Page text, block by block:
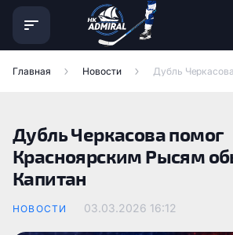
Главная Новости
Дубль Черкасова помог
Красноярским Рысям
Капитан
НОВОСТИ 03.03.2026 16:12